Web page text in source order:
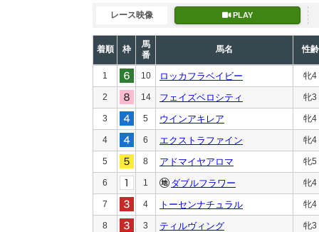
レース映像 PLAY
着順 枠
馬
番
馬名 性齢
1 10 ロッカフラベイビー 牝4
2 14 フェイズベロシティ 牝3
3 5 ウインアキレア 牝4
4 6 エクストラファイン 牝4
5 8 アドマイヤアロマ 牝5
6 1 ダブルフラワー 牝4
7 4 トーセンナチュラル 牝4
8 3 ティルヴィング 牝3